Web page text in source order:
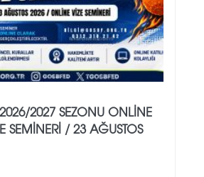
2027 SEZONU ONLİNE
SEMİNERİ / 23 AĞUSTOS